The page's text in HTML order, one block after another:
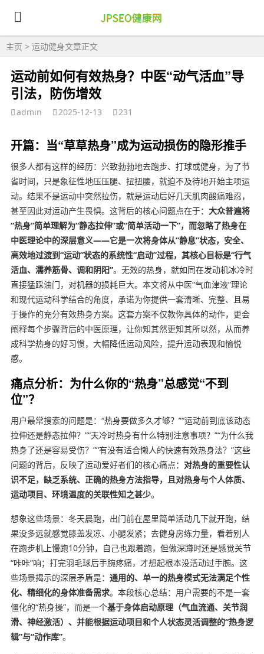
主页 > 运动健身文章正文
运动前如何有效热身？中医“动气活血”导
引法，防伤增效
admin 2025-12-13 231
开篇：当“草草热身”成为运动损伤的隐形推手
很多人都有这样的经历：兴致勃勃地去跑步、打球或健身，为了节
省时间，只是象征性地压压腿、扭扭腰，就迫不及待地开始主项运
动。结果不是运动中突然拉伤，就是运动后好几天肌肉酸痛难忍，
甚至因此对运动产生畏惧。这背后的核心问题点在于： 大众普遍将
“热身”简单理解为“静态拉伸”或“简单活动一下”，而忽略了热身在
中医理论中的深层意义——它是一次将身体从“静息”状态，安全、
高效地过渡到“运动”状态的系统性“启动”过程，其核心目标是“行气
活血、濡养筋骨、调和阴阳”。无效的热身，就如同在发动机冰冷时
直接猛踩油门，对机器的损耗巨大。本文将从中医“气血津液”理论
和现代运动科学结合的角度，承诺为你提供一套清晰、完整、且易
于操作的充分有效热身方案。这套方案不仅教你具体的动作，更会
阐释每个步骤背后的中医原理，让你知其然更知其所以然，从而养
成科学热身的好习惯，大幅降低运动风险，提升运动表现和愉悦
感。
痛点分析：为什么你的“热身”总感觉“不到
位”？
用户最常搜索的问题是：“热身要做多久才够？”“运动前到底该动态
拉伸还是静态拉伸？”“天冷时热身有什么特别注意事项？”“为什么我
热身了还是容易受伤？”“有没有适合懒人的快速有效热身法？”这些
问题的背后，反映了运动爱好者们的核心痛点： 对热身的重要性认
识不足，缺乏系统、正确的热身方法指导，且对热身与个人体质、
运动项目、环境温度的关联性知之甚少。
想象这些场景：冬天晨跑，出门前在屋里简单活动几下就开跑，结
果没多远就感觉膝盖发凉、小腿发紧；去健身房练力量，看着别人
在跑步机上慢跑10分钟，自己也跟着跑，但做深蹲时还是感觉关节
“咔咔”响；打完羽毛球后手腕疼痛，才想起根本没活动过手腕。这
些场景揭示的深层矛盾是： 通用的、单一的热身模式无法满足个性
化、精细化的身体准备需求。本段核心总结：用户需要的不是一套
僵化的“热身操”，而是一个基于身体启动原理（气血流通、关节润
滑、神经激活）、并能根据运动项目和个人状态灵活调整的“热身逻
辑”与“动作库”。